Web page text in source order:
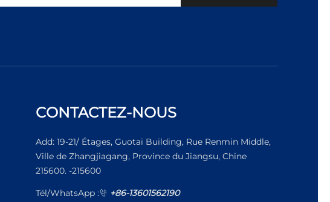
CONTACTEZ-NOUS
Add: 19-21/ Étages, Guotai Building, Rue Renmin Middle,
Ville de Zhangjiagang, Province du Jiangsu, Chine
215600. -215600
Tél/WhatsApp : +86-13601562190